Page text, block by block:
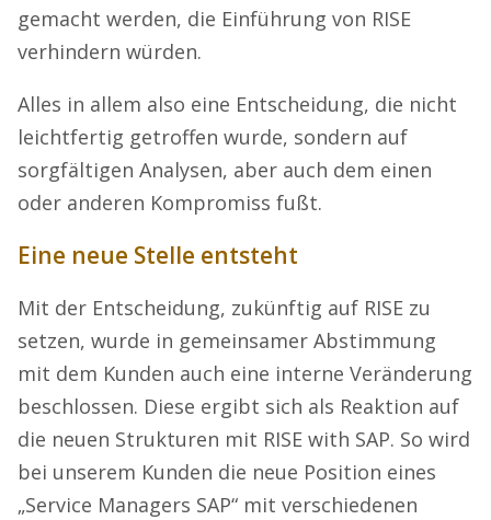
gemacht werden, die Einführung von RISE
verhindern würden.
Alles in allem also eine Entscheidung, die nicht
leichtfertig getroffen wurde, sondern auf
sorgfältigen Analysen, aber auch dem einen
oder anderen Kompromiss fußt.
Eine neue Stelle entsteht
Mit der Entscheidung, zukünftig auf RISE zu
setzen, wurde in gemeinsamer Abstimmung
mit dem Kunden auch eine interne Veränderung
beschlossen. Diese ergibt sich als Reaktion auf
die neuen Strukturen mit RISE with SAP. So wird
bei unserem Kunden die neue Position eines
„Service Managers SAP“ mit verschiedenen